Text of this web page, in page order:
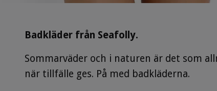
Badkläder från Seafolly.
Sommarväder och i naturen är det som
när tillfälle ges. På med badkläderna.